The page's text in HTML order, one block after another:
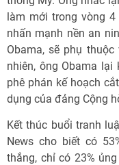
làm mới trong vòng
nhấn mạnh nền an
Obama, sẽ phụ
nhiên, ông Obama
phê phán kế hoạch
dụng của đảng Cộng
Kết thúc buổi tranh
News cho biết có
thắng, chỉ có 23%